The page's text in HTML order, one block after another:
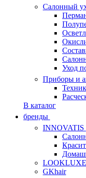
Салонный
Уход
Приборы и
В каталог
бренды
INNOVATIS
LOOKLUXE
GKhair